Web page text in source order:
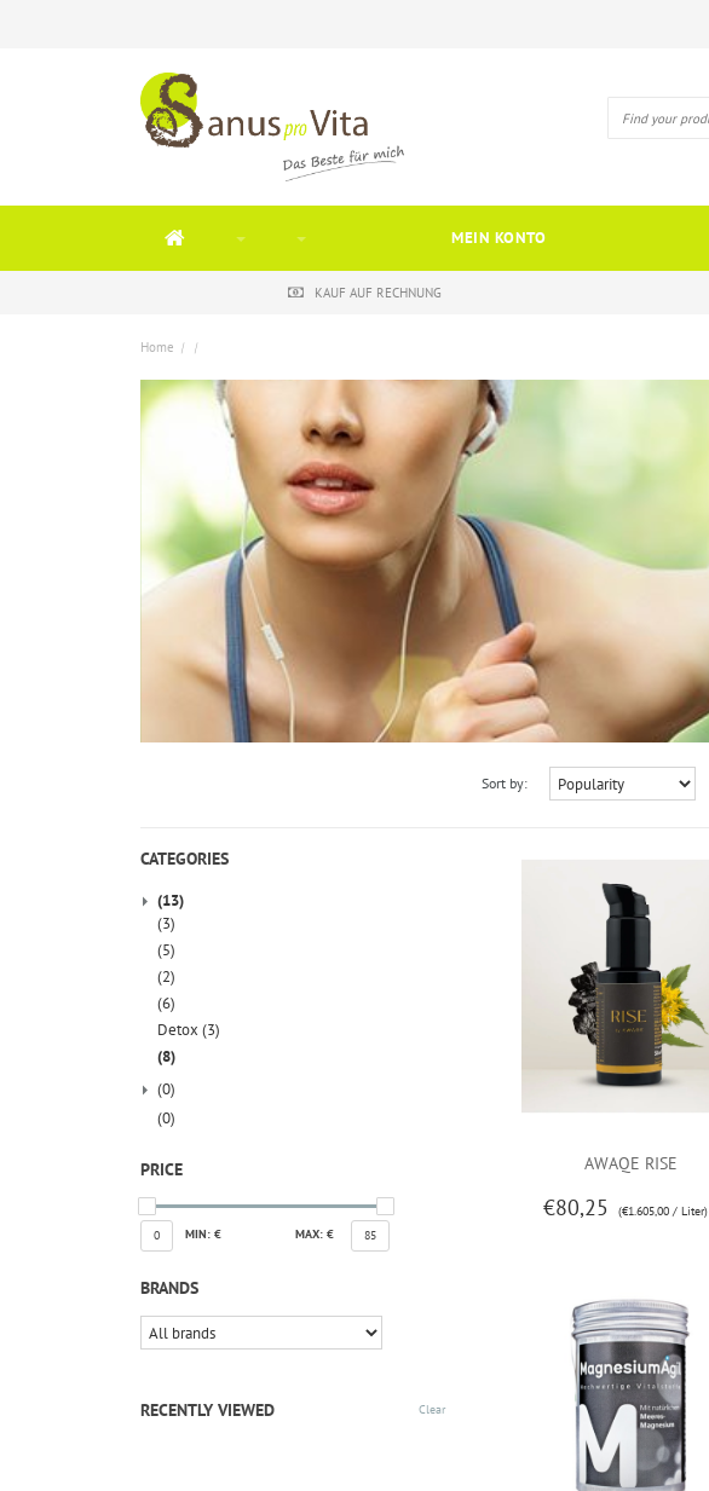
MEIN KONTO
KAUF AUF RECHNUNG
Home / /
Sort by:
CATEGORIES
(13)
(3)
(5)
(2)
(6)
Detox (3)
(8)
(0)
(0)
PRICE
0 MIN: € MAX: € 85
BRANDS
RECENTLY VIEWED Clear
AWAQE RISE
€80,25 (€1.605,00 / Liter)